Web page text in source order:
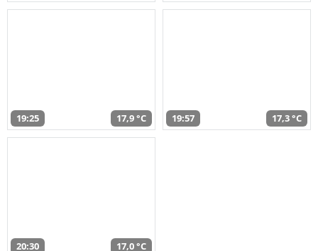
19:25 17,9 °C 19:57 17,3 °C
20:30 17,0 °C